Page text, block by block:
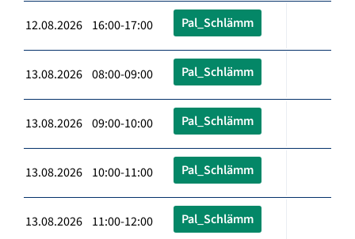
12.08.2026 16:00-17:00 Pal_Schlämm
13.08.2026 08:00-09:00 Pal_Schlämm
13.08.2026 09:00-10:00 Pal_Schlämm
13.08.2026 10:00-11:00 Pal_Schlämm
13.08.2026 11:00-12:00 Pal_Schlämm